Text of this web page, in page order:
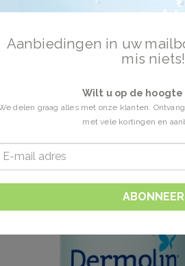
Aanbiedingen in uw
mis niets!
Wilt u op de hoogte
delen graag alles met onze klanten.
met vele kortingen en
ABONNEER